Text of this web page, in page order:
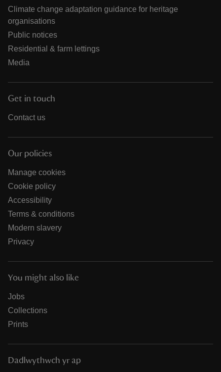
Climate change adaptation guidance for heritage
organisations
Public notices
Residential & farm lettings
Media
Get in touch
Contact us
Our policies
Manage cookies
Cookie policy
Accessibility
Terms & conditions
Modern slavery
Privacy
You might also like
Jobs
Collections
Prints
Dadlwythwch yr ap